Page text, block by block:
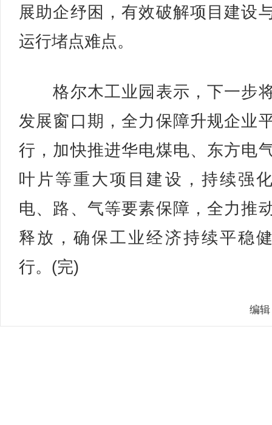
展助企纾困，有效破解项目建设
运行堵点难点。
格尔木工业园表示，下一步
发展窗口期，全力保障升规企业
行，加快推进华电煤电、东方电
叶片等重大项目建设，持续强
电、路、气等要素保障，全力推
释放，确保工业经济持续平稳
行。(完)
编